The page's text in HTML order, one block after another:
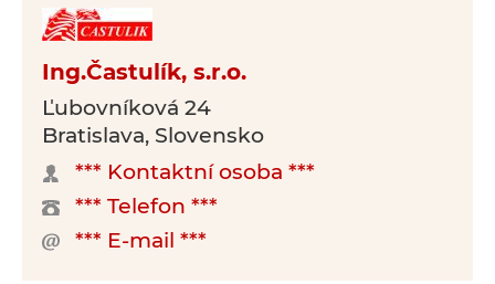
Ing.Častulík, s.r.o.
Ľubovníková 24
Bratislava, Slovensko
*** Kontaktní osoba ***
*** Telefon ***
*** E-mail ***